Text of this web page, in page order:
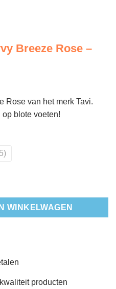
Breeze Rose –
Rose van het merk Tavi.
blote voeten!
- Tavi aantal
WINKELWAGEN
producten